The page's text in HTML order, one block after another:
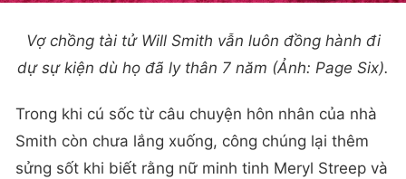
Vợ chồng tài tử Will Smith vẫn luôn đồng hành đi
dự sự kiện dù họ đã ly thân 7 năm (Ảnh: Page Six).
Trong khi cú sốc từ câu chuyện hôn nhân của nhà
Smith còn chưa lắng xuống, công chúng lại thêm
sửng sốt khi biết rằng nữ minh tinh Meryl Streep và